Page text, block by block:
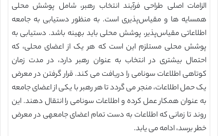
الزامات اصلی طراحی فرآیند انتخاب رهبر، شامل پوشش محلی
همسایه ها و مقیاس‌پذیری است. به منظور دستیابی به جامعه
اطلاعاتی مقیاس‌پذیر، پوشش محلی باید بهینه باشد. دستیابی به
پوشش محلی مستلزم این است که هر یک از اعضای محلی، که
احتمال بیشتری در انتخاب به عنوان رهبر دارد، در مدت زمان
کوتاهی اطلاعات سونامی را دریافت می کند. قرار گرفتن در معرض
یک حمل اطلاعات، منجر می گردد تا هر رهبر با یکی از اعضای جامعه
به عنوان همکار عمل کرده و اطلاعات سونامی را انتقال دهند. این
روند تا زمانی که اطلاعات به دست تمام اعضای جامعه‏ی در معرض
خطر برسد، ادامه می یابد.